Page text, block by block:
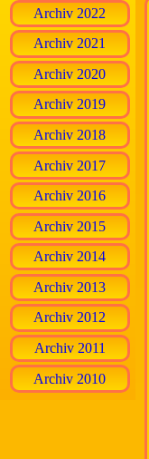
Archiv 2022
Archiv 2021
Archiv 2020
Archiv 2019
Archiv 2018
Archiv 2017
Archiv 2016
Archiv 2015
Archiv 2014
Archiv 2013
Archiv 2012
Archiv 2011
Archiv 2010